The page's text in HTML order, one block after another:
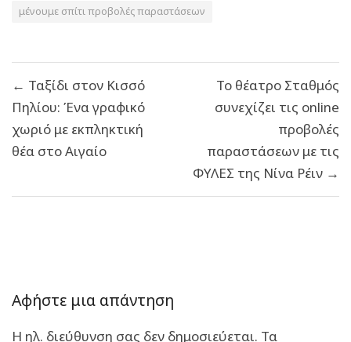
μένουμε σπίτι προβολές παραστάσεων
άρθρων
← Ταξίδι στον Κισσό
Πηλίου: Ένα γραφικό
χωριό με εκπληκτική
θέα στο Αιγαίο
Το θέατρο Σταθμός
συνεχίζει τις οnline
προβολές
παραστάσεων με τις
ΦΥΛΕΣ της Νίνα Ρέιν →
Αφήστε μια απάντηση
Η ηλ. διεύθυνση σας δεν δημοσιεύεται. Τα